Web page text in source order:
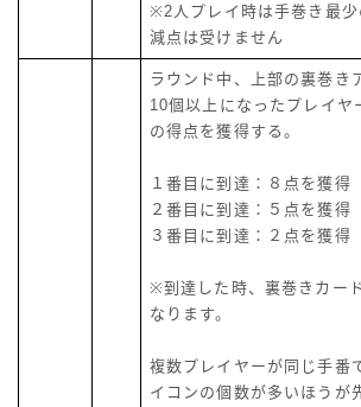
※2人プレイ時は手巻き最少
減点は受けません
ラウンド中、上部の裏巻き
10個以上になったプレイヤ
の得点を獲得する。
１番目に到達：８点を獲得
２番目に到達：５点を獲得
３番目に到達：２点を獲得
※到達した時、裏巻きカー
なります。
複数プレイヤーが同じ手番
イコンの個数が多いほうが